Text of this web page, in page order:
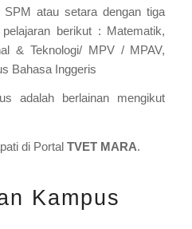
SPM atau setara dengan tiga
berikut : Matematik,
& Teknologi/ MPV / MPAV,
Bahasa Inggeris
adalah berlainan mengikut
di Portal TVET MARA.
Kampus